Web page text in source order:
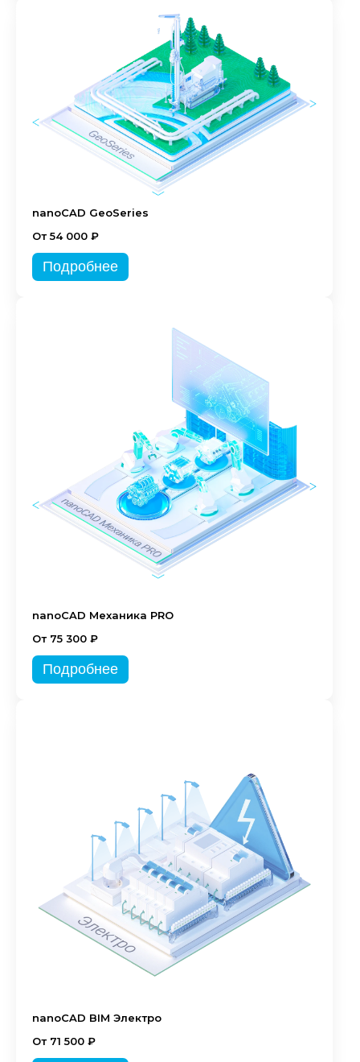
nanoCAD GeoSeries
От 54 000 ₽
Подробнее
nanoCAD Механика PRO
От 75 300 ₽
Подробнее
nanoCAD BIM Электро
От 71 500 ₽